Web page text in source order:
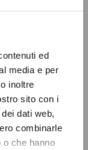
ed
media e per
inoltre
sito con i
dati web,
combinarle
o che hanno
sulle acquisizioni
Rapporto 2020